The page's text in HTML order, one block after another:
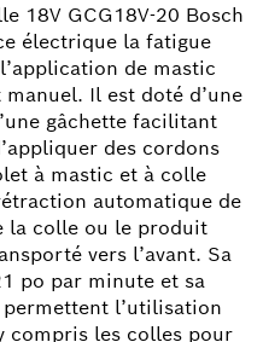
18V GCG18V-20 Bosch
électrique la fatigue
de mastic
Il est doté d’une
gâchette facilitant
des cordons
à mastic et à colle
automatique de
la colle ou le produit
vers l’avant. Sa
po par minute et sa
l’utilisation
compris les colles pour